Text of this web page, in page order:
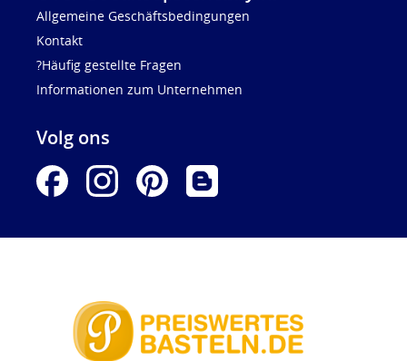
Allgemeine Geschäftsbedingungen
Kontakt
?Häufig gestellte Fragen
Informationen zum Unternehmen
Volg ons